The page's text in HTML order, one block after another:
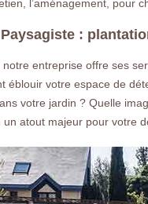
l’aménagement, pour
:
notre entreprise offre ses
éblouir votre espace de
votre jardin ? Quelle
atout majeur pour votre